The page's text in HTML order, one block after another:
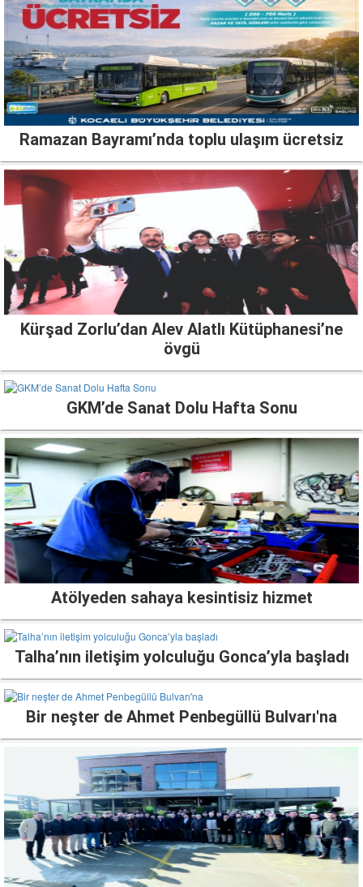
Ramazan Bayramı’nda toplu ulaşım ücretsiz
Kürşad Zorlu’dan Alev Alatlı Kütüphanesi’ne
övgü
GKM’de Sanat Dolu Hafta Sonu
Atölyeden sahaya kesintisiz hizmet
Talha’nın iletişim yolculuğu Gonca’yla başladı
Bir neşter de Ahmet Penbegüllü Bulvarı'na